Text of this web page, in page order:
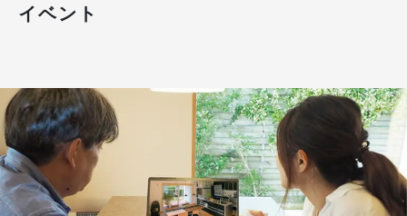
イベント